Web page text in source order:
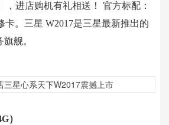
， 进店购机有礼相送！
官方标配：
卡。 三星 W2017是三星最新推出的
舰。
）